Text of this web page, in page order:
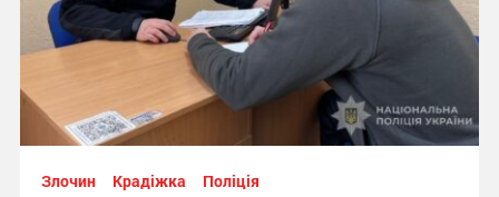
Злочин Крадіжка Поліція